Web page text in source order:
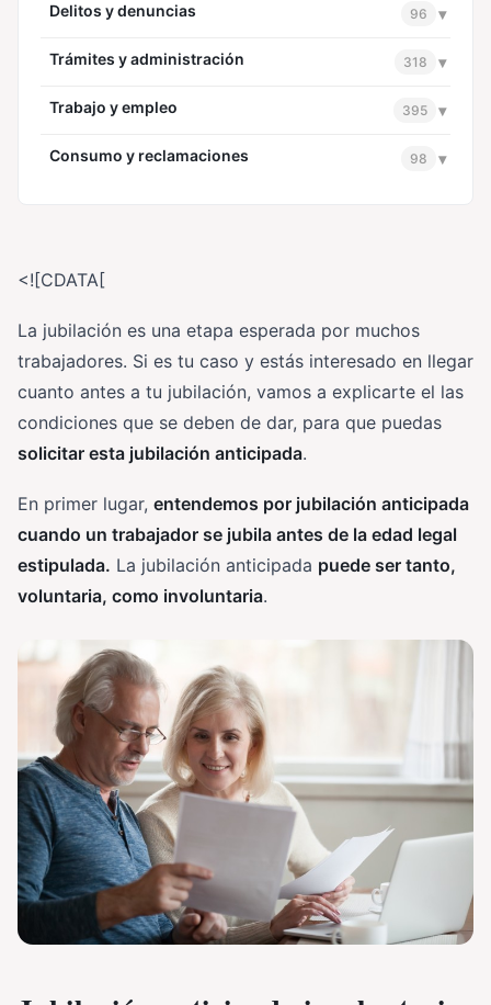
Delitos y denuncias 96 ▾
Trámites y administración 318 ▾
Trabajo y empleo 395 ▾
Consumo y reclamaciones 98 ▾
<![CDATA[
La jubilación es una etapa esperada por muchos
trabajadores. Si es tu caso y estás interesado en llegar
cuanto antes a tu jubilación, vamos a explicarte el las
condiciones que se deben de dar, para que puedas
solicitar esta jubilación anticipada.
En primer lugar, entendemos por jubilación anticipada
cuando un trabajador se jubila antes de la edad legal
estipulada. La jubilación anticipada puede ser tanto,
voluntaria, como involuntaria.